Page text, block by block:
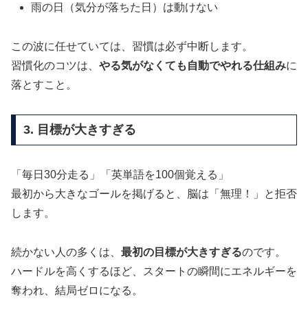
雨の日（気分が落ちた日）は動けない
この波に任せていては、習慣は必ず中断します。
習慣化のコツは、 やる気がなくても自動でやれる仕組みに
落とすこと。
3. 目標が大きすぎる
「毎日30分走る」「英単語を100個覚える」
最初から大きなゴールを掲げると、脳は「無理！」と拒否
します。
続かない人の多くは、 最初の目標が大きすぎるのです。
ハードルを高くするほど、スタートの瞬間にエネルギーを
奪われ、結局ゼロになる。